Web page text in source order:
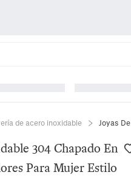
de acero inoxidable
304 Chapado En
Para Mujer Estilo